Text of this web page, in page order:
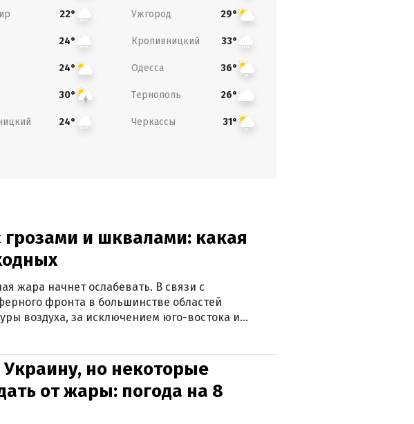
22° Ужгород 29°
24° Кропивницкий 33°
24° Одесса 36°
30° Тернополь 26°
24° Черкассы 31°
грозами и шквалами: какая
жара начнет ослабевать. В связи с
фронта в большинстве областей
воздуха, за исключением юго-востока и
но некоторые
от жары: погода на 8